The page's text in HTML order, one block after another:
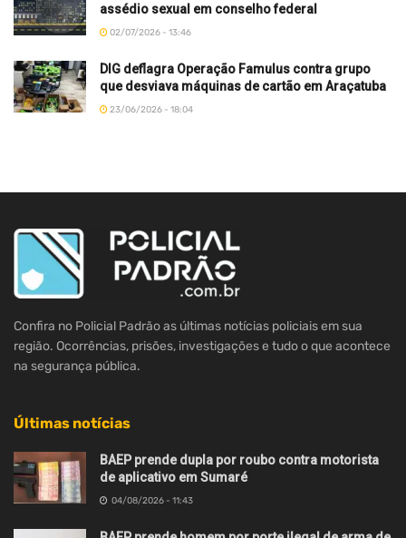
assédio sexual em conselho federal
02/07/2026 - 13:46
DIG deflagra Operação Famulus contra grupo
que desviava máquinas de cartão em Araçatuba
23/06/2026 - 18:04
Confira no Policial Padrão as últimas notícias policiais em sua
região. Ocorrências, prisões, investigações e tudo o que acontece
na segurança pública.
Últimas notícias
BAEP prende dupla por roubo contra motorista
de aplicativo em Sumaré
04/08/2026 - 11:43